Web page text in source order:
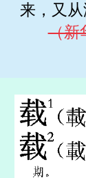
来，又从
（新